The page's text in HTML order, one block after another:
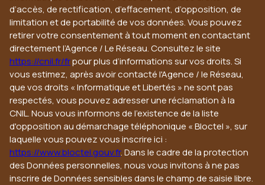
d’accès, de rectification, d’effacement, d’opposition, de
limitation et de portabilité de vos données. Vous pouvez
retirer votre consentement à tout moment en contactant
directement l’Agence / Le Réseau. Consultez le site
https://cnil.fr/frpour plus d’informations sur vos droits. Si
vous estimez, après avoir contacté l'Agence / le Réseau,
que vos droits « Informatique et Libertés » ne sont pas
respectés, vous pouvez adresser une réclamation à la
CNIL. Nous vous informons de l’existence de la liste
d'opposition au démarchage téléphonique « Bloctel », sur
laquelle vous pouvez vous inscrire ici :
https://www.bloctel.gouv.fr. Dans le cadre de la protection
des Données personnelles, nous vous invitons à ne pas
inscrire de Données sensibles dans le champ de saisie libre.